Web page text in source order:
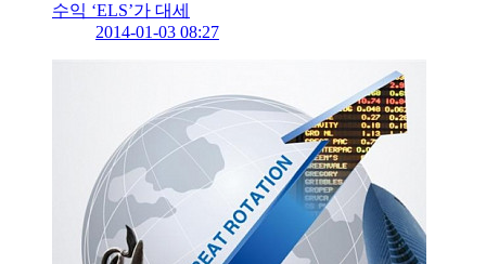
수익 ‘ELS’가 대세
2014-01-03 08:27